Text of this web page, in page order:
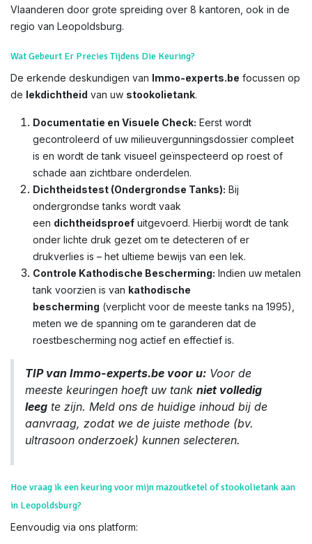
Vlaanderen door grote spreiding over 8 kantoren, ook in de
regio van Leopoldsburg.
Wat Gebeurt Er Precies Tijdens Die Keuring?
De erkende deskundigen van Immo-experts.be focussen op
de lekdichtheid van uw stookolietank.
Documentatie en Visuele Check: Eerst wordt
gecontroleerd of uw milieuvergunningsdossier compleet
is en wordt de tank visueel geïnspecteerd op roest of
schade aan zichtbare onderdelen.
Dichtheidstest (Ondergrondse Tanks): Bij
ondergrondse tanks wordt vaak
een dichtheidsproef uitgevoerd. Hierbij wordt de tank
onder lichte druk gezet om te detecteren of er
drukverlies is – het ultieme bewijs van een lek.
Controle Kathodische Bescherming: Indien uw metalen
tank voorzien is van kathodische
bescherming (verplicht voor de meeste tanks na 1995),
meten we de spanning om te garanderen dat de
roestbescherming nog actief en effectief is.
TIP van Immo-experts.be voor u: Voor de
meeste keuringen hoeft uw tank niet volledig
leeg te zijn. Meld ons de huidige inhoud bij de
aanvraag, zodat we de juiste methode (bv.
ultrasoon onderzoek) kunnen selecteren.
Hoe vraag ik een keuring voor mijn mazoutketel of stookolietank aan
in Leopoldsburg?
Eenvoudig via ons platform: